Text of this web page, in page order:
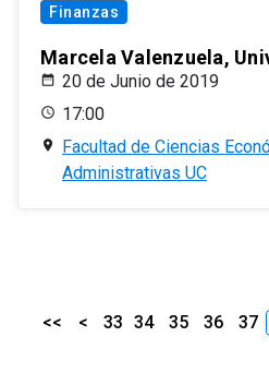
Finanzas
Marcela Valenzuela,
20 de Junio de 2019
17:00
Facultad de Ciencias
Administrativas UC
<< < 33 34 35 36 37